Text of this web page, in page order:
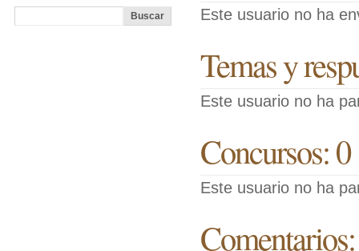
Este usuario no ha
Temas y
Este usuario no ha
Concursos: 0
Este usuario no ha